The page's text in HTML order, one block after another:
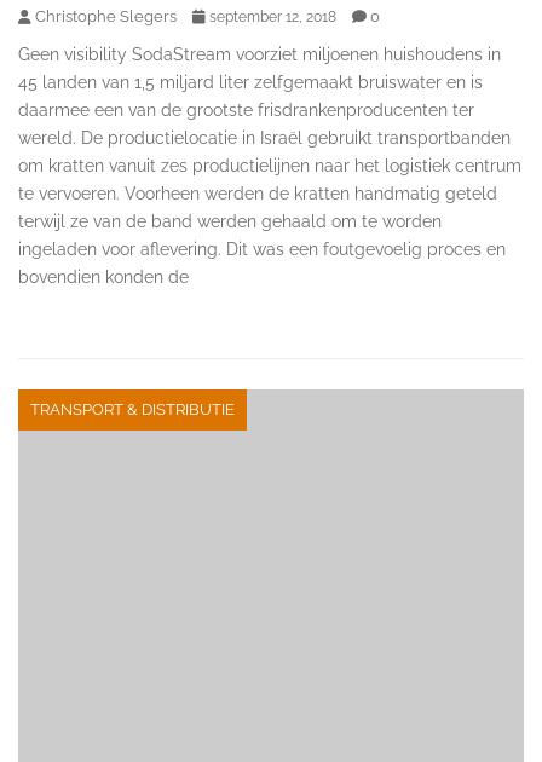
Christophe Slegers september 12, 2018 0
Geen visibility SodaStream voorziet miljoenen huishoudens in
45 landen van 1,5 miljard liter zelfgemaakt bruiswater en is
daarmee een van de grootste frisdrankenproducenten ter
wereld. De productielocatie in Israël gebruikt transportbanden
om kratten vanuit zes productielijnen naar het logistiek centrum
te vervoeren. Voorheen werden de kratten handmatig geteld
terwijl ze van de band werden gehaald om te worden
ingeladen voor aflevering. Dit was een foutgevoelig proces en
bovendien konden de
TRANSPORT & DISTRIBUTIE